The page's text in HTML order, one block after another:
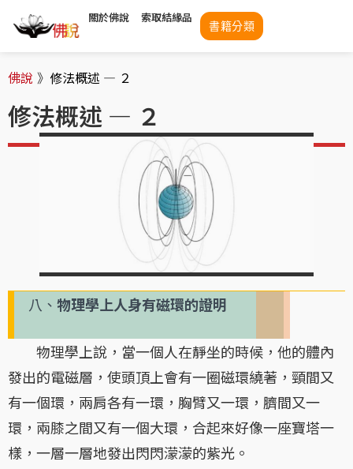
關於佛說 索取結緣品
書籍分類
佛說 》 修法概述 — ２
修法概述 — ２
八、 物理學上人身有磁環的證明
物理學上說，當一個人在靜坐的時候，他的體內
發出的電磁層，使頭頂上會有一圈磁環繞著，頸間又
有一個環，兩肩各有一環，胸臂又一環，臍間又一
環，兩膝之間又有一個大環，合起來好像一座寶塔一
樣，一層一層地發出閃閃濛濛的紫光。